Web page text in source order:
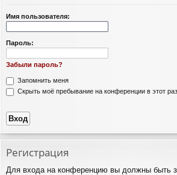
Имя пользователя:
Пароль:
Забыли пароль?
Запомнить меня
Скрыть моё пребывание на конференции в этот раз
Регистрация
Для входа на конференцию вы должны быть